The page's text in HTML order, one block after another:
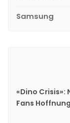
Samsung
«Dino
Fans Hoffnung